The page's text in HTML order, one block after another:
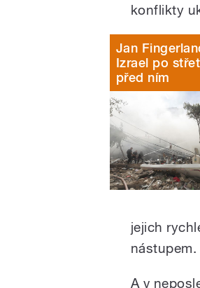
konflikty
Jan
Izrael po
před ním
jejich
A v